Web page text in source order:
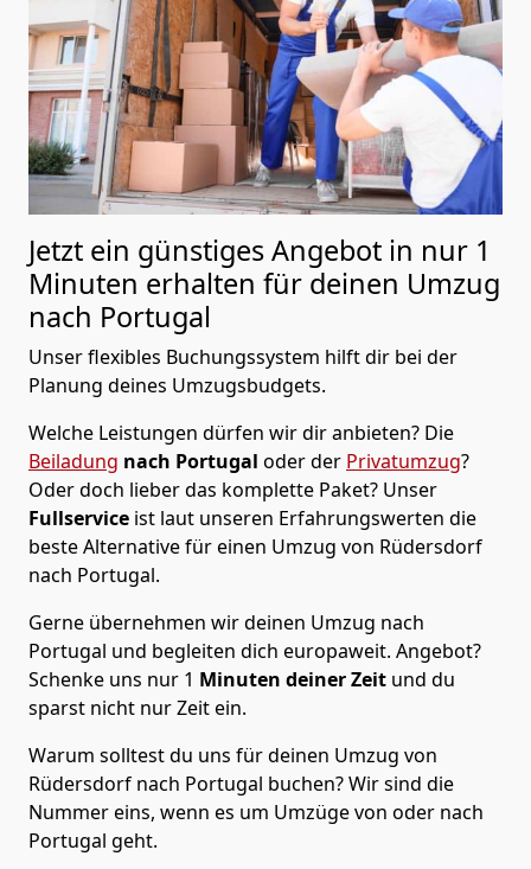
Jetzt ein günstiges Angebot in nur 1
Minuten erhalten für deinen Umzug
nach Portugal
Unser flexibles Buchungssystem hilft dir bei der
Planung deines Umzugsbudgets.
Welche Leistungen dürfen wir dir anbieten? Die
Beiladung nach Portugal oder der Privatumzug?
Oder doch lieber das komplette Paket? Unser
Fullservice ist laut unseren Erfahrungswerten die
beste Alternative für einen Umzug von Rüdersdorf
nach Portugal.
Gerne übernehmen wir deinen Umzug nach
Portugal und begleiten dich europaweit. Angebot?
Schenke uns nur 1 Minuten deiner Zeit und du
sparst nicht nur Zeit ein.
Warum solltest du uns für deinen Umzug von
Rüdersdorf nach Portugal buchen? Wir sind die
Nummer eins, wenn es um Umzüge von oder nach
Portugal geht.